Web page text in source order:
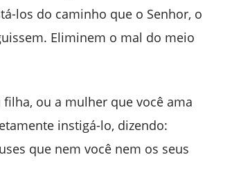
los do caminho que o Senhor, o
Eliminem o mal do meio
ou a mulher que você ama
instigá-lo, dizendo:
que nem você nem os seus